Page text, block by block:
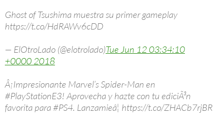
Ghost of Tsushima muestra su primer gameplay
https://t.co/HdRAWv6cDD
— ElOtroLado (@elotrolado)Tue Jun 12 03:34:10
+0000 2018
Â¡Impresionante Marvel’s Spider-Man en
#PlayStationE3! Aprovecha y hazte con tu ediciÃ³n
favorita para #PS4. Lanzamieâ¦ https://t.co/ZHACb7rjBR